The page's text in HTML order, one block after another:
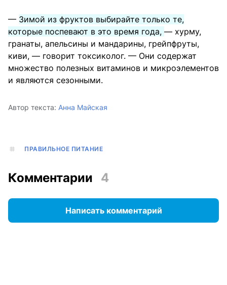
— Зимой из фруктов выбирайте только те,
которые поспевают в это время года, — хурму,
гранаты, апельсины и мандарины, грейпфруты,
киви, — говорит токсиколог. — Они содержат
множество полезных витаминов и микроэлементов
и являются сезонными.
Автор текста: Анна Майская
ПРАВИЛЬНОЕ ПИТАНИЕ
Комментарии 4
Написать комментарий